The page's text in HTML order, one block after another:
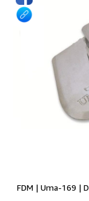
FDM | Uma-169 |